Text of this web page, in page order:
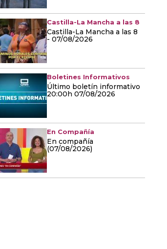
Castilla-La Mancha a las 8
Castilla-La Mancha a las 8
- 07/08/2026
Boletines Informativos
Último boletín informativo
20:00h 07/08/2026
En Compañía
En compañía
(07/08/2026)